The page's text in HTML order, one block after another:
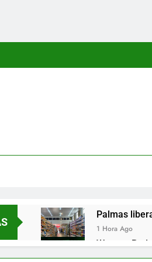
Palmas
1 Hora Ago
Wagner
2 Horas Ago